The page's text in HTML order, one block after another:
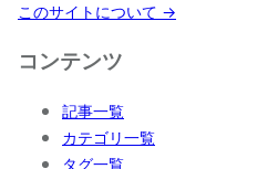
このサイトについて →
コンテンツ
記事一覧
カテゴリ一覧
タグ一覧